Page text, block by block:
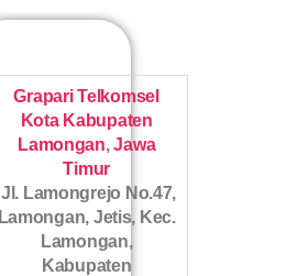
Grapari Telkomsel
Kota Kabupaten
Lamongan,Jawa
Timur
Jl. Lamongrejo No.47,
Lamongan, Jetis, Kec.
Lamongan,
Kabupaten